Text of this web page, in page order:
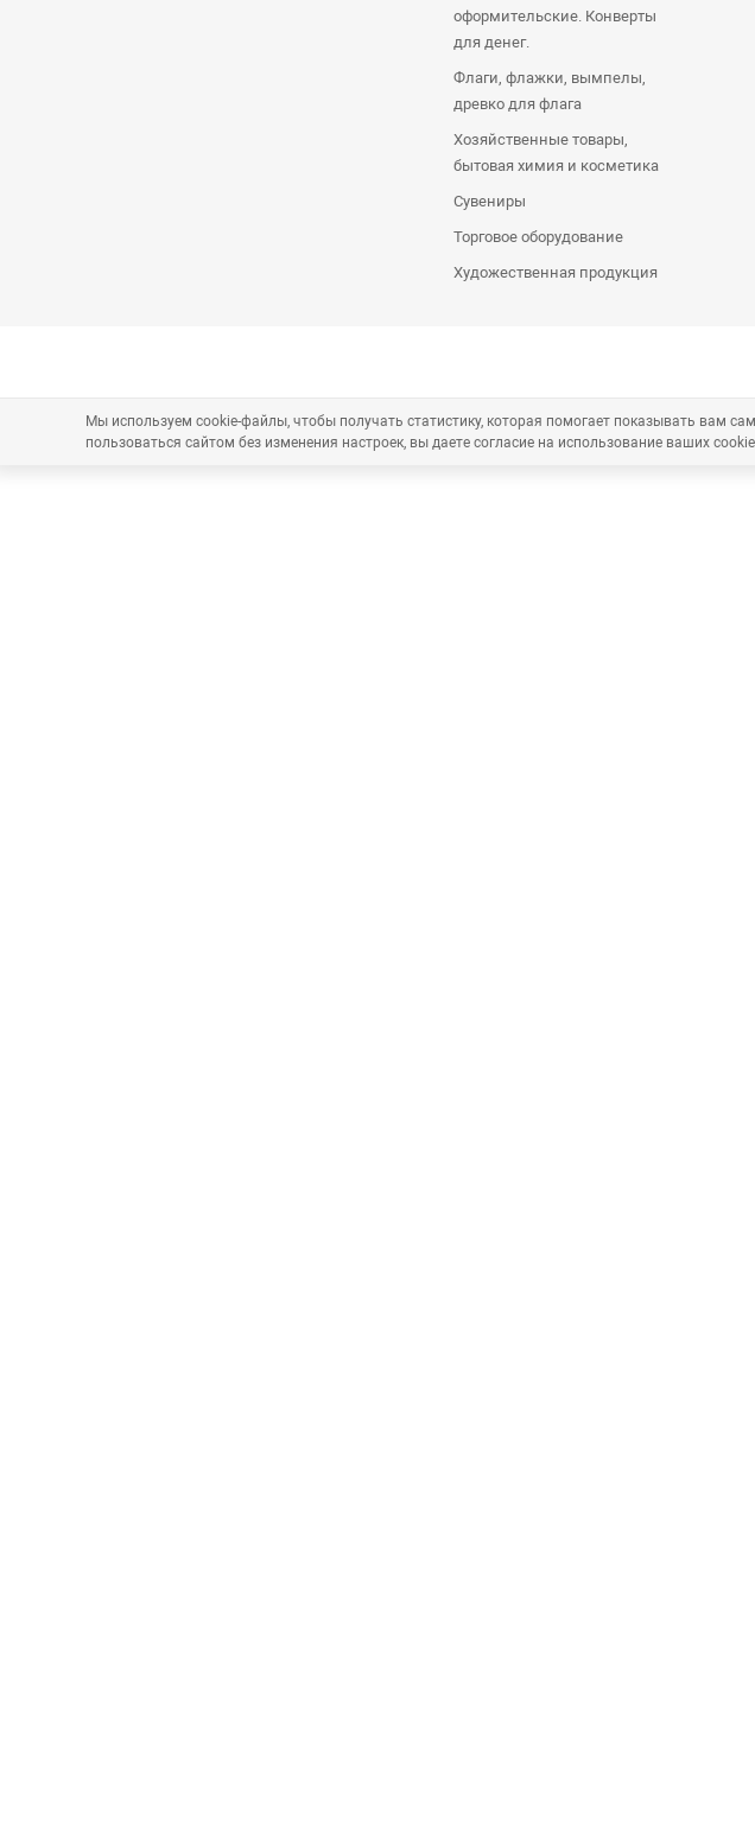
оформительские. Конверты
для денег.
Флаги, флажки, вымпелы,
древко для флага
Хозяйственные товары,
бытовая химия и косметика
Сувениры
Торговое оборудование
Художественная продукция
Мы используем cookie-файлы, чтобы получать статистику, которая помогает показывать вам
пользоваться сайтом без изменения настроек, вы даете согласие на использование ваших